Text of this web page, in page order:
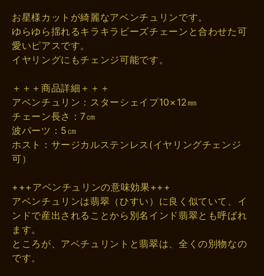
お星様カットが綺麗なアベンチュリンです。
ゆらゆら揺れるキラキラビーズチェーンと合わせた可
愛いピアスです。
イヤリングにもチェンジ可能です。
＋＋＋商品詳細＋＋＋
アベンチュリン：スターシェイプ10×12㎜
チェーン長さ：7㎝
波パーツ：5㎝
ホスト：サージカルステンレス(イヤリングチェンジ
可）
+++アベンチュリンの意味効果+++
アベンチュリンは翡翠（ひすい）に良く似ていて、イ
ンドで産出されることから別名インド翡翠とも呼ばれ
ます。
ところが、アベチュリントと翡翠は、全くの別物なの
です。